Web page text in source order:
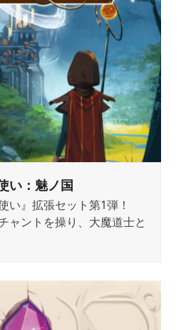
い：魅ノ国
い』拡張セット第1弾！
ャントを操り、大魔道士と